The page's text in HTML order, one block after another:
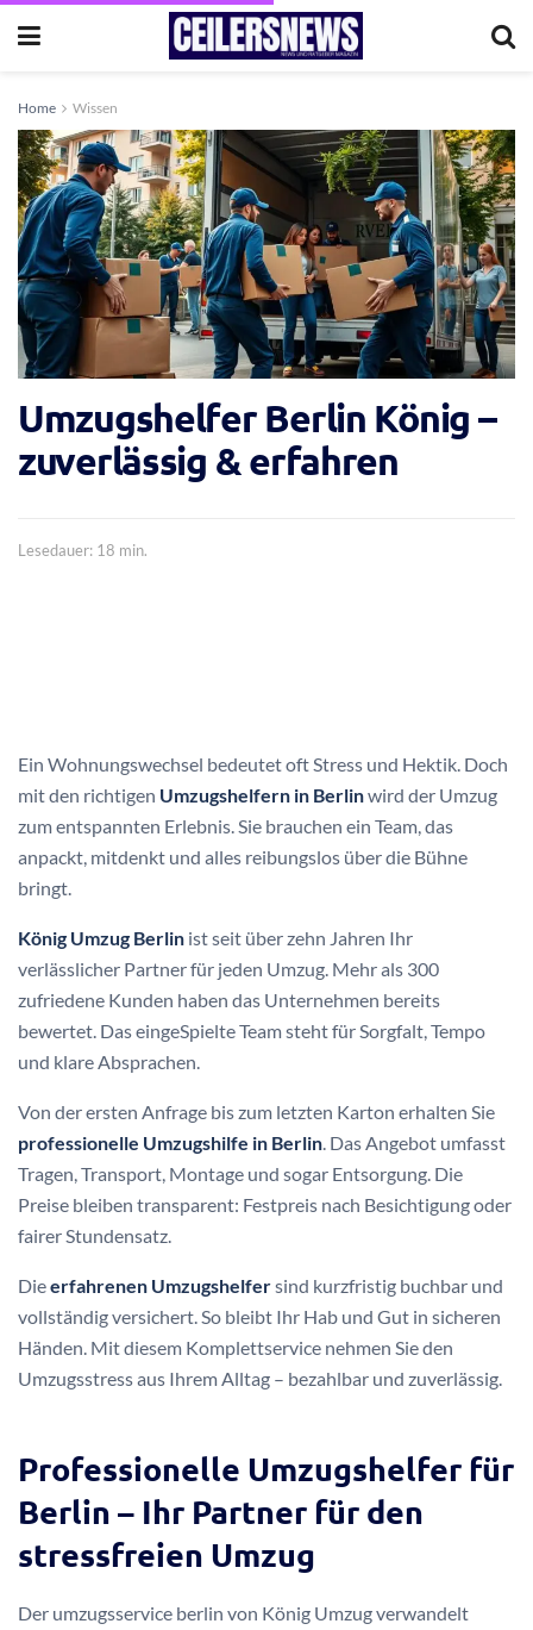
Home Wissen
Umzugshelfer Berlin König –
zuverlässig & erfahren
Lesedauer: 18 min.
Ein Wohnungswechsel bedeutet oft Stress und Hektik. Doch
mit den richtigen Umzugshelfern in Berlinwird der Umzug
zum entspannten Erlebnis. Sie brauchen ein Team, das
anpackt, mitdenkt und alles reibungslos über die Bühne
bringt.
König Umzug Berlin ist seit über zehn Jahren Ihr
verlässlicher Partner für jeden Umzug. Mehr als 300
zufriedene Kunden haben das Unternehmen bereits
bewertet. Das eingeSpielte Team steht für Sorgfalt, Tempo
und klare Absprachen.
Von der ersten Anfrage bis zum letzten Karton erhalten Sie
professionelle Umzugshilfe in Berlin. Das Angebot umfasst
Tragen, Transport, Montage und sogar Entsorgung. Die
Preise bleiben transparent: Festpreis nach Besichtigung oder
fairer Stundensatz.
Dieerfahrenen Umzugshelfersind kurzfristig buchbar und
vollständig versichert. So bleibt Ihr Hab und Gut in sicheren
Händen. Mit diesem Komplettservice nehmen Sie den
Umzugsstress aus Ihrem Alltag – bezahlbar und zuverlässig.
Professionelle Umzugshelfer für
Berlin – Ihr Partner für den
stressfreien Umzug
Der umzugsservice berlin von König Umzug verwandelt